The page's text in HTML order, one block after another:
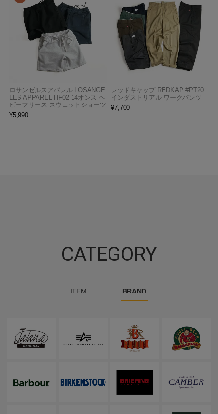
ロサンゼルスアパレル LOSANGE
LES APPAREL HF02 14オンス ヘ
ビーフリース スウェットショーツ
¥5,990
レッドキャップ REDKAP #PT20
インダストリアル ワークパンツ
¥7,700
CATEGORY
ITEM BRAND